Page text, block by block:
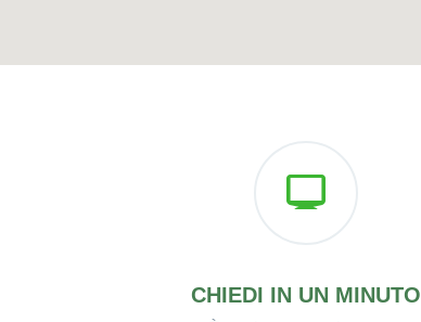
CHIEDI IN UN MINUTO